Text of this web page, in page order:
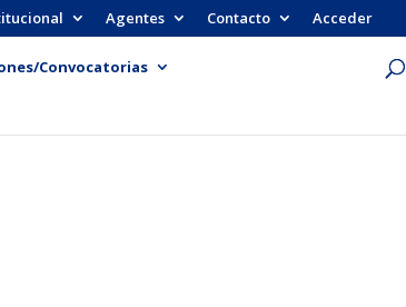
Agentes Contacto Acceder
Convocatorias